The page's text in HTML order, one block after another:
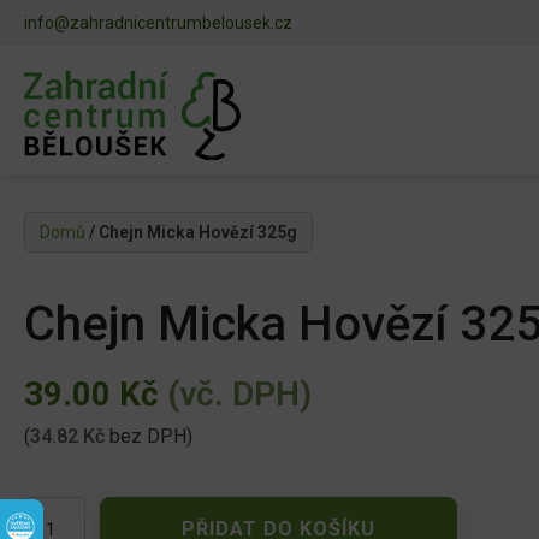
info@zahradnicentrumbelousek.cz
Domů / Chejn Micka Hovězí 325g
Chejn Micka Hovězí
39.00 Kč (vč. DPH)
(34.82 Kč bez DPH)
Chejn
PŘIDAT DO KOŠÍKU